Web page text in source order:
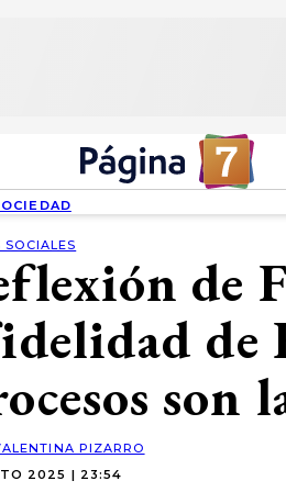
SOCIALES
de
de
son
PIZARRO
2025 | 23:54